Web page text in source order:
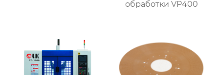
обработки VP400